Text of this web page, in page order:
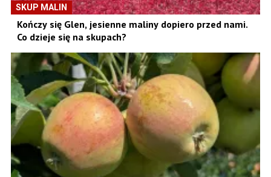
SKUP MALIN
Kończy się Glen, jesienne maliny dopiero przed nami.
Co dzieje się na skupach?